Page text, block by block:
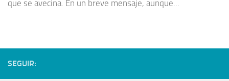
que se avecina. En un breve mensaje, aunque...
SEGUIR: